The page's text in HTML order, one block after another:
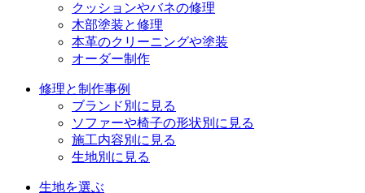
クッションやバネの修理
木部塗装と修理
本革のクリーニングや塗装
オーダー制作
修理と制作事例
ブランド別に見る
ソファーや椅子の形状別に見る
施工内容別に見る
生地別に見る
生地を選ぶ